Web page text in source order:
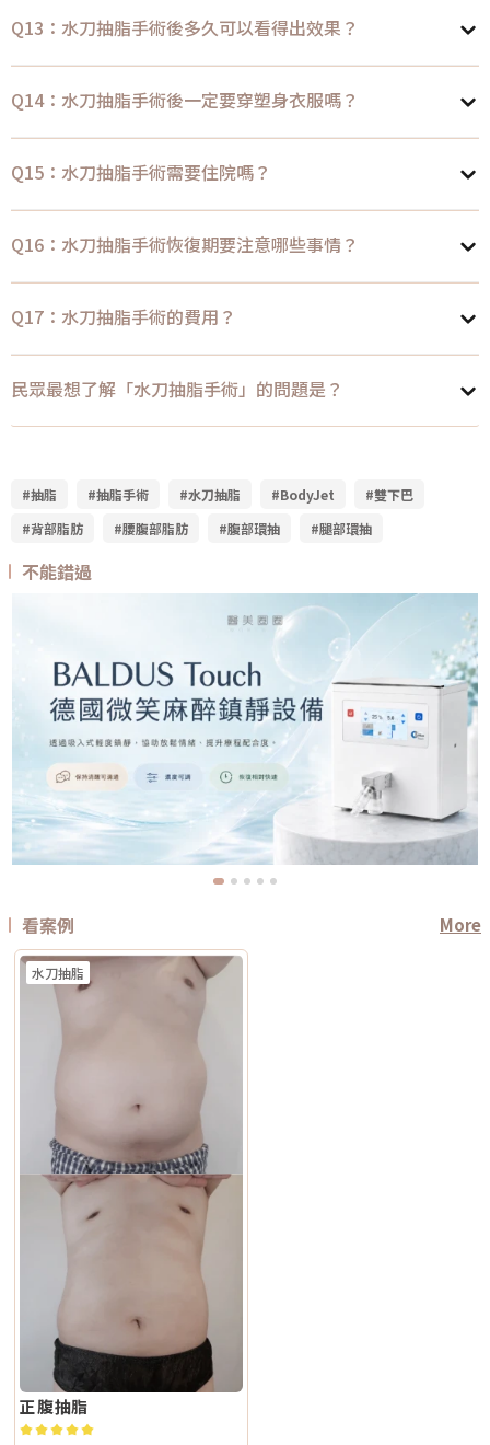
Q13：水刀抽脂手術後多久可以看得出效果？
Q14：水刀抽脂手術後一定要穿塑身衣服嗎？
Q15：水刀抽脂手術需要住院嗎？
Q16：水刀抽脂手術恢復期要注意哪些事情？
Q17：水刀抽脂手術的費用？
民眾最想了解「水刀抽脂手術」的問題是？
#抽脂 #抽脂手術 #水刀抽脂 #BodyJet
#雙下巴
#背部脂肪
#腰腹部脂肪 #腹部環抽 #腿部環抽
不能錯過
看案例 More
水刀抽脂
正腹抽脂